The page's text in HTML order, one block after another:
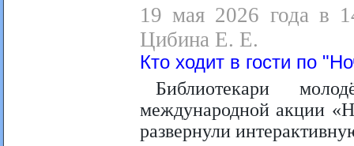
19 мая 2026 года в
Цибина Е. Е.
Кто ходит в гости по
Библиотекари
международной акции
развернули